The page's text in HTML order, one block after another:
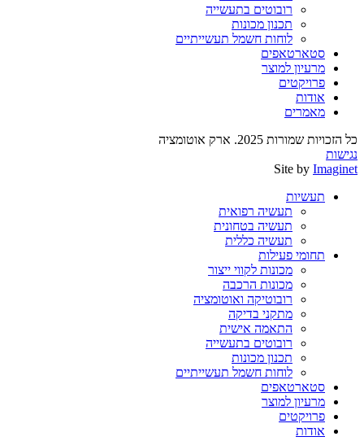
רובוטים בתעשייה
תכנון מכונות
לוחות חשמל תעשייתיים
סטארטאפים
מרעיון למוצר
פרויקטים
אודות
מאמרים
כל הזכויות שמורות 2025. ארק אוטומציה
נגישות
Site by Imaginet
תעשיות
תעשיה רפואית
תעשיה בטחונית
תעשיה כללית
תחומי פעילות
מכונות לקווי ייצור
מכונות הרכבה
רובוטיקה ואוטומציה
מתקני בדיקה
התאמה אישית
רובוטים בתעשייה
תכנון מכונות
לוחות חשמל תעשייתיים
סטארטאפים
מרעיון למוצר
פרויקטים
אודות